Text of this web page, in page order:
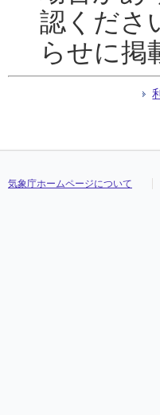
認くださ
らせに掲
気象庁ホームページについて